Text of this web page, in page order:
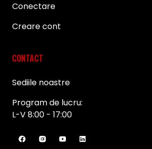
Conectare
Creare cont
CONTACT
Sediile noastre
Program de lucru:
L-V 8:00 - 17:00